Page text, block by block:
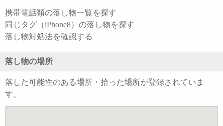
携帯電話類の落し物一覧を探す
同じタグ（iPhone8）の落し物を探す
落し物対処法を確認する
落し物の場所
落した可能性のある場所・拾った場所が登録されていま
す。